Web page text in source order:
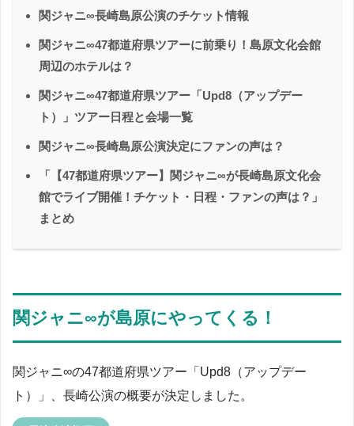
関ジャニ∞長崎島原公演のチケット情報
関ジャニ∞47都道府県ツアーに前乗り！島原文化会館
周辺のホテルは？
関ジャニ∞47都道府県ツアー「Upd8（アップデー
ト）」ツアー日程と会場一覧
関ジャニ∞長崎島原公演決定にファンの声は？
「【47都道府県ツアー】関ジャニ∞が長崎島原文化会
館でライブ開催！チケット・日程・ファンの声は？」
まとめ
関ジャニ∞が島原にやってくる！
関ジャニ∞の47都道府県ツアー「Upd8（アップデー
ト）」、長崎公演の概要が決定しました。